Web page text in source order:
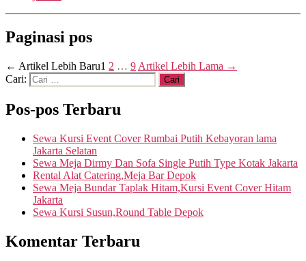
Paginasi pos
← Artikel Lebih Baru1 2 … 9 Artikel Lebih Lama →
Cari:
Pos-pos Terbaru
Sewa Kursi Event Cover Rumbai Putih Kebayoran lama
Jakarta Selatan
Sewa Meja Dirmy Dan Sofa Single Putih Type Kotak Jakarta
Rental Alat Catering,Meja Bar Depok
Sewa Meja Bundar Taplak Hitam,Kursi Event Cover Hitam
Jakarta
Sewa Kursi Susun,Round Table Depok
Komentar Terbaru